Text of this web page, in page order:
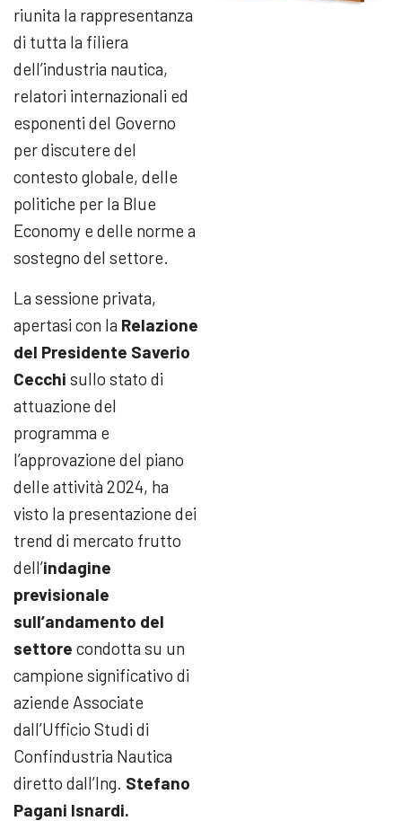
riunita la rappresentanza
di tutta la filiera
dell’industria nautica,
relatori internazionali ed
esponenti del Governo
per discutere del
contesto globale, delle
politiche per la Blue
Economy e delle norme a
sostegno del settore.
La sessione privata,
apertasi con la Relazione
del Presidente Saverio
Cecchi sullo stato di
attuazione del
programma e
l’approvazione del piano
delle attività 2024, ha
visto la presentazione dei
trend di mercato frutto
dell’indagine
previsionale
sull’andamento del
settore condotta su un
campione significativo di
aziende Associate
dall’Ufficio Studi di
Confindustria Nautica
diretto dall’Ing. Stefano
Pagani Isnardi.